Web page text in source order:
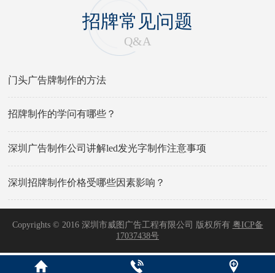
招牌常见问题
Q&A
门头广告牌制作的方法
招牌制作的学问有哪些？
深圳广告制作公司讲解led发光字制作注意事项
深圳招牌制作价格受哪些因素影响？
Copyrights © 2016 深圳市威图广告工程有限公司 版权所有 粤ICP备
17037438号